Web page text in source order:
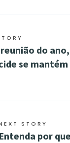
do ano,
se mantém
STORY
Entenda por